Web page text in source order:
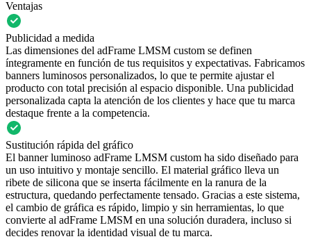
Ventajas
Publicidad a medida
Las dimensiones del adFrame LMSM custom se definen
íntegramente en función de tus requisitos y expectativas. Fabricamos
banners luminosos personalizados, lo que te permite ajustar el
producto con total precisión al espacio disponible. Una publicidad
personalizada capta la atención de los clientes y hace que tu marca
destaque frente a la competencia.
Sustitución rápida del gráfico
El banner luminoso adFrame LMSM custom ha sido diseñado para
un uso intuitivo y montaje sencillo. El material gráfico lleva un
ribete de silicona que se inserta fácilmente en la ranura de la
estructura, quedando perfectamente tensado. Gracias a este sistema,
el cambio de gráfica es rápido, limpio y sin herramientas, lo que
convierte al adFrame LMSM en una solución duradera, incluso si
decides renovar la identidad visual de tu marca.